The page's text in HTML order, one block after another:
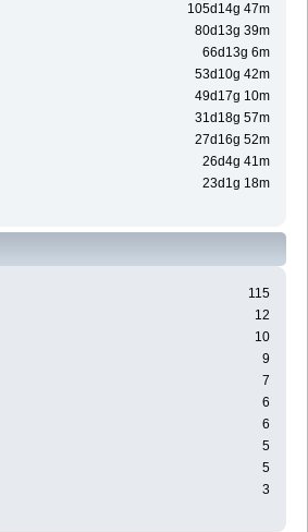
105d14g 47m
80d13g 39m
66d13g 6m
53d10g 42m
49d17g 10m
31d18g 57m
27d16g 52m
26d4g 41m
23d1g 18m
115
12
10
9
7
6
6
5
5
3